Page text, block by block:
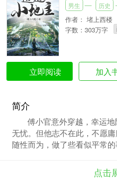
男生 历史
作者： 堵上西楼
字数：303万字
立即阅读 加入
简介
傅小官意外穿越，幸运
无忧。但他志不在此，不愿
随性而为，做了些看似平常
的巨大影响。一时间，朝堂
封其为一品高官；深闺之中
点击